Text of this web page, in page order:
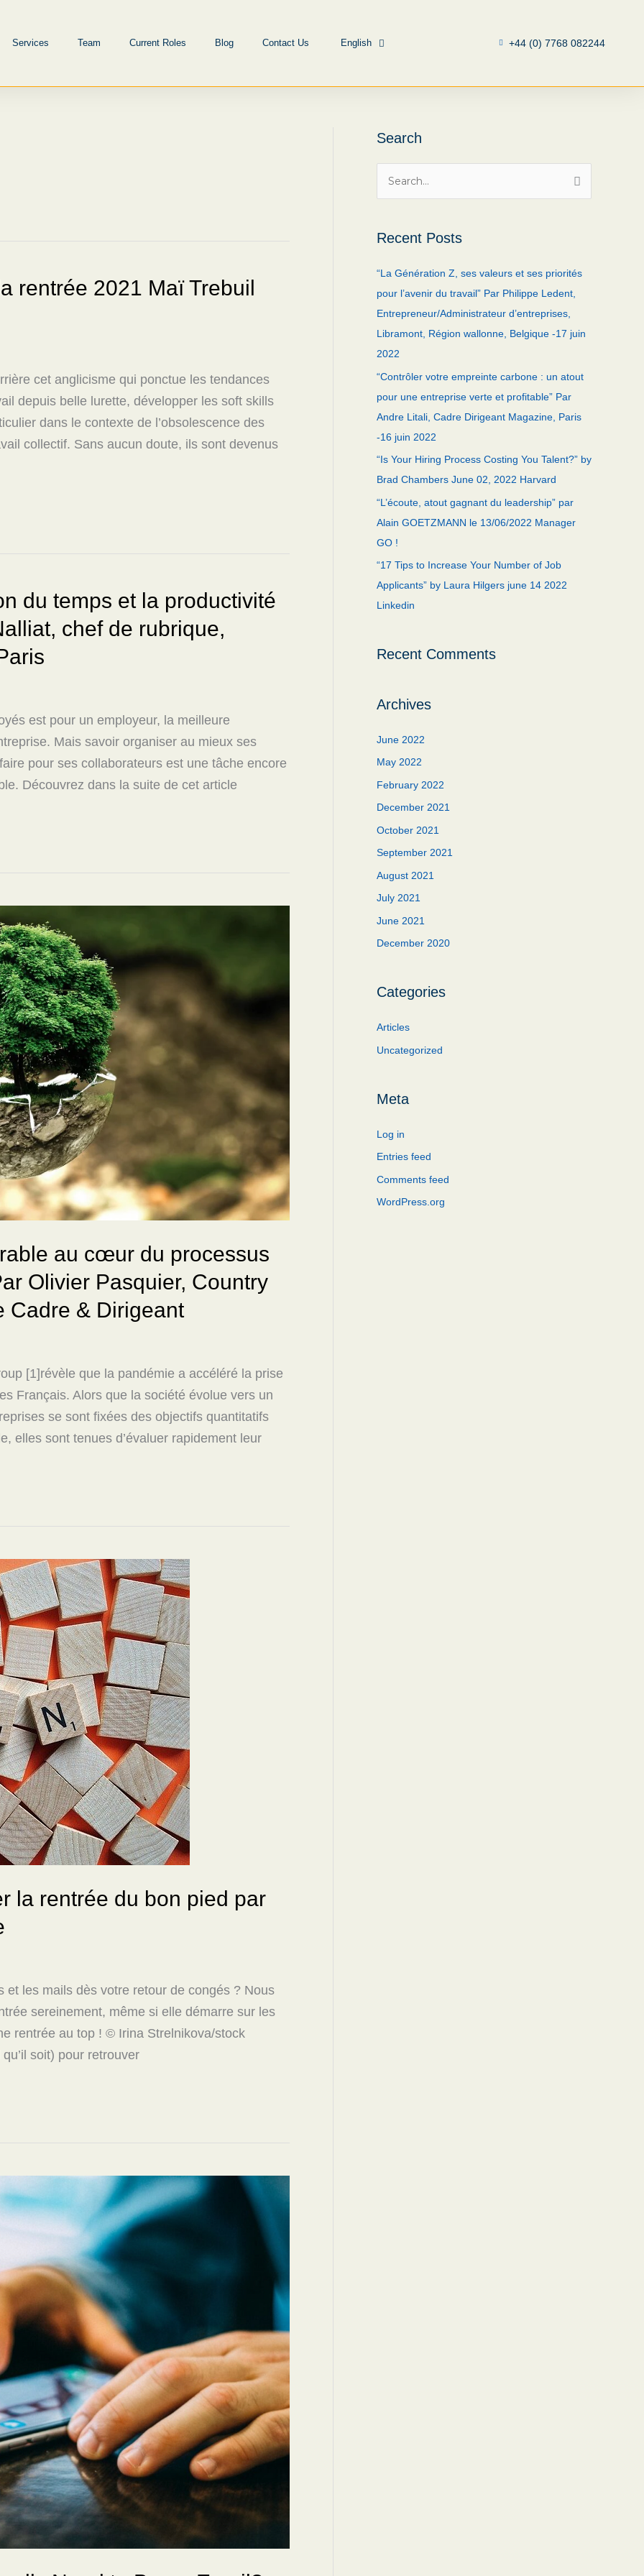
Services Team Current Roles Blog Contact Us English +44 (0) 7768 082244
rentrée 2021 Maï Trebuil
cet anglicisme qui ponctue les tendances
depuis belle lurette, développer les soft skills
dans le contexte de l’obsolescence des
collectif. Sans aucun doute, ils sont devenus
du temps et la productivité
chef de rubrique,
est pour un employeur, la meilleure
Mais savoir organiser au mieux ses
pour ses collaborateurs est une tâche encore
Découvrez dans la suite de cet article
au cœur du processus
Olivier Pasquier, Country
Cadre & Dirigeant
[1]révèle que la pandémie a accéléré la prise
Français. Alors que la société évolue vers un
se sont fixées des objectifs quantitatifs
elles sont tenues d’évaluer rapidement leur
la rentrée du bon pied par
et les mails dès votre retour de congés ? Nous
sereinement, même si elle démarre sur les
rentrée au top ! © Irina Strelnikova/stock
soit) pour retrouver
Search
rRecent Posts
“La Génération Z, ses valeurs et ses priorités
pour l’avenir du travail” Par Philippe Ledent,
Entrepreneur/Administrateur d’entreprises,
Libramont, Région wallonne, Belgique -17 juin
2022
“Contrôler votre empreinte carbone : un atout
pour une entreprise verte et profitable” Par
Andre Litali, Cadre Dirigeant Magazine, Paris
-16 juin 2022
“Is Your Hiring Process Costing You Talent?” by
Brad Chambers June 02, 2022 Harvard
“L’écoute, atout gagnant du leadership” par
Alain GOETZMANN le 13/06/2022 Manager
GO !
“17 Tips to Increase Your Number of Job
Applicants” by Laura Hilgers june 14 2022
Linkedin
Recent Comments
Archives
June 2022
May 2022
February 2022
December 2021
October 2021
September 2021
August 2021
July 2021
June 2021
December 2020
Categories
Articles
Uncategorized
Meta
Log in
Entries feed
Comments feed
WordPress.org